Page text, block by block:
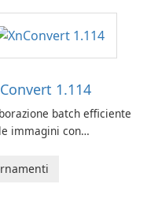
capture, organize, and
information across
1.114
batch efficiente
immagini con